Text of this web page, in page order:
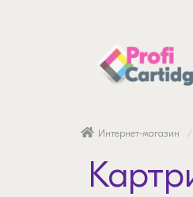
Интернет-магазин